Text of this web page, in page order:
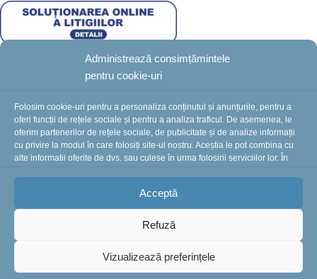
Administrează consimțămintele
pentru cookie-uri
Folosim cookie-uri pentru a personaliza conținutul și anunțurile, pentru a
oferi funcții de rețele sociale și pentru a analiza traficul. De asemenea, le
oferim partenerilor de rețele sociale, de publicitate și de analize informații
cu privire la modul în care folosiți site-ul nostru. Aceștia le pot combina cu
alte informații oferite de dvs. sau culese în urma folosirii serviciilor lor. În
Acceptă
Refuză
Vizualizează preferințele
2025 Created by MCreative.ro
Trusou 699lei